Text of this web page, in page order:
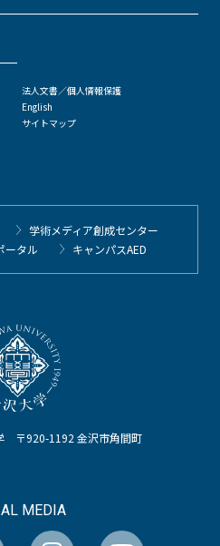
〒920-1192 金沢市角間町
MEDIA
法人文書／個人情報保護
English
サイトマップ
学術メディア創成センター
ータル
キャンパスAED